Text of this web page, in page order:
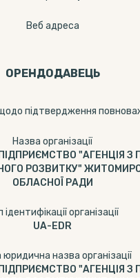
Веб адреса
ОРЕНДОДАВЕЦЬ
підтвердження
Назва організації
"АГЕНЦІЯ З
РОЗВИТКУ"
ОБЛАСНОЇ РАДИ
ідентифікації організації
UA-EDR
юридична назва організації
"АГЕНЦІЯ З